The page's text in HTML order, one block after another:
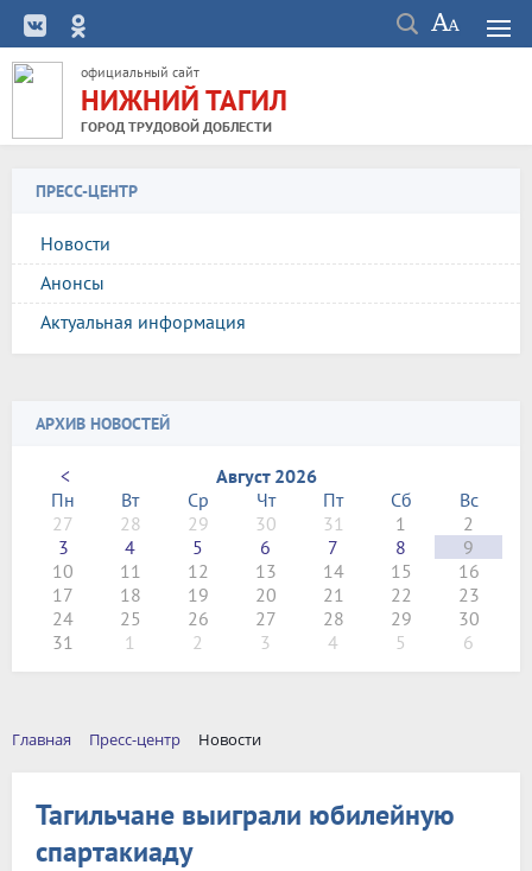
официальный сайт
НИЖНИЙ ТАГИЛ
ГОРОД ТРУДОВОЙ ДОБЛЕСТИ
ПРЕСС-ЦЕНТР
Новости
Анонсы
Актуальная информация
АРХИВ НОВОСТЕЙ
<
Август 2026
Пн
Вт Ср Чт Пт Сб
Вс
27
28 29 30 31 1
2
3
4 5 6 7 8
9
10
11 12 13 14 15
16
17
18 19 20 21 22
23
24
25 26 27 28 29
30
31
1 2 3 4 5 6
Главная Пресс-центр Новости
Тагильчане выиграли юбилейную
спартакиаду